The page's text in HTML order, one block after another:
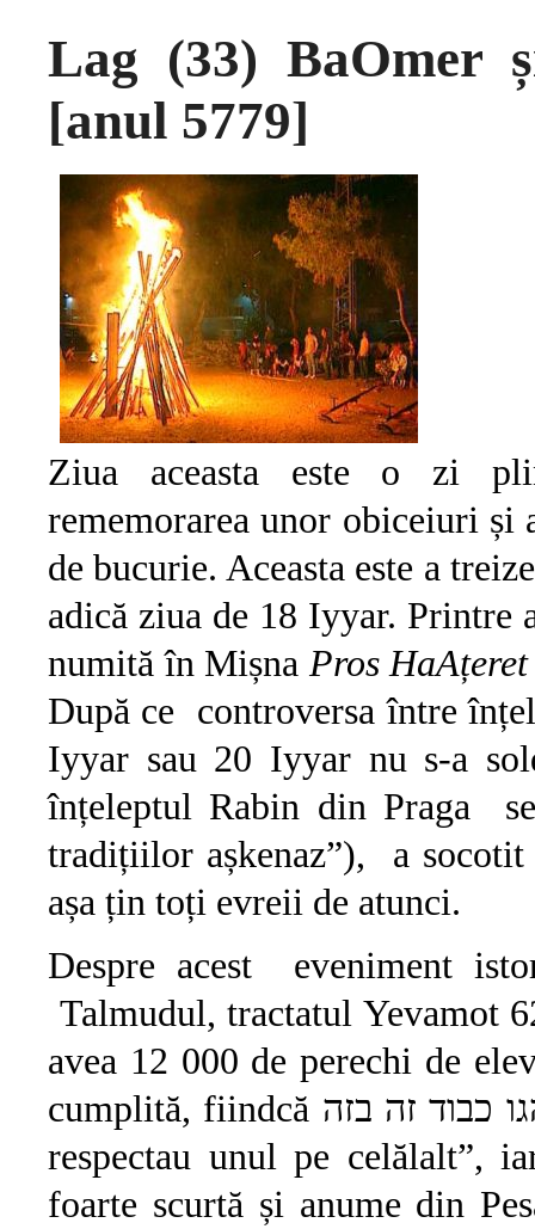
Lag (33) BaOmer
[anul 5779]
Ziua aceasta este o zi
rememorarea unor obiceiuri și
de bucurie. Aceasta este a
adică ziua de 18 Iyyar. Printre
numită în Mișna Pros
După ce controversa între
Iyyar sau 20 Iyyar nu s-a
înțeleptul Rabin din Praga
tradițiilor așkenaz”), a
așa țin toți evreii de atunci.
Despre acest eveniment
Talmudul, tractatul Yevamot
avea 12 000 de perechi de
respectau unul pe celălalt”,
foarte scurtă și anume din